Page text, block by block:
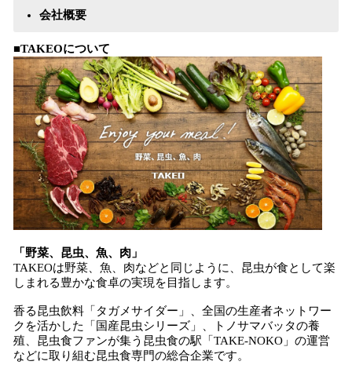
会社概要
■TAKEOについて
「野菜、昆虫、魚、肉」
TAKEOは野菜、魚、肉などと同じように、昆虫が食として楽
しまれる豊かな食卓の実現を目指します。
香る昆虫飲料「タガメサイダー」、全国の生産者ネットワー
クを活かした「国産昆虫シリーズ」、トノサマバッタの養
殖、昆虫食ファンが集う昆虫食の駅「TAKE-NOKO」の運営
などに取り組む昆虫食専門の総合企業です。